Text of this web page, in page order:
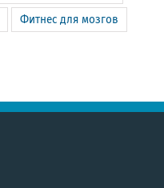
Фитнес для мозгов